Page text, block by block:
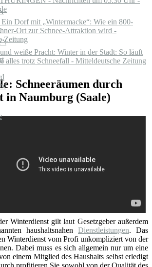
Ein Dorf mit „Wintermacke“: Wie ein 800-
Ort zur Schnee-Attraktion wird -
Zeitung
weiße Pracht: Winter in der Stadt: So läuft
alles trotz Schneefall - Mitteldeutsche Zeitung
Schneeräumen durch
in Naumburg (Saale)
Winterdienst gilt laut Gesetzgeber außerdem
haushaltsnahen Dienstleistungen. Das
Winterdienst vom Profi unkompliziert von der
Dabei muss es sich allgemein nur um eine
einem Mitglied des Haushalts selbst erledigt
profitieren Sie sowohl von der Qualität des